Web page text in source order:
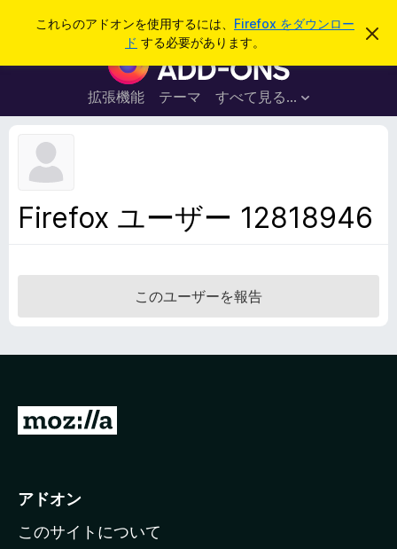
これらのアドオンを使用するには、 Firefox をダウンロー
ド する必要があります。
こ
を
F
i
r
e
ブ
ラ
ー
ア
拡張機能 テーマ すべて見る...
ログイン
Firefox ユーザー 12818946
このユーザーを報告
M
i
l
アドオン
このサイトについて